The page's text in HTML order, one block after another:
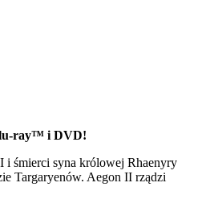
ray™ i DVD!
i śmierci syna królowej Rhaenyry
Targaryenów. Aegon II rządzi